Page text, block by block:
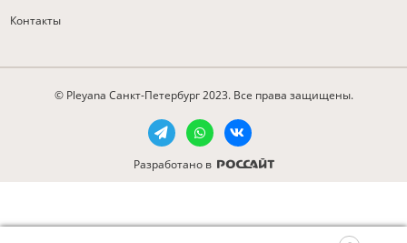
Контакты
© Pleyana Санкт-Петербург 2023. Все права защищены.
Разработано в